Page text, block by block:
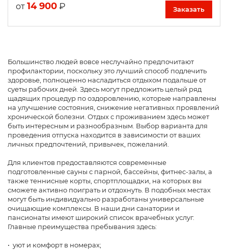
от 14 900 ₽ Заказать
Большинство людей вовсе неслучайно предпочитают
профилактории, поскольку это лучший способ подлечить
здоровье, полноценно насладиться отдыхом подальше от
суеты рабочих дней. Здесь могут предложить целый ряд
щадящих процедур по оздоровлению, которые направлены
на улучшение состояния, снижение негативных проявлений
хронической болезни. Отдых с проживанием здесь может
быть интересным и разнообразным. Выбор варианта для
проведения отпуска находится в зависимости от ваших
личных предпочтений, привычек, пожеланий.
Для клиентов предоставляются современные
подготовленные сауны с парной, бассейны, фитнес-залы, а
также теннисные корты, спортплощадки, на которых вы
сможете активно поиграть и отдохнуть. В подобных местах
могут быть индивидуально разработаны универсальные
очищающие комплексы. В наши дни санатории и
пансионаты имеют широкий список врачебных услуг.
Главные преимущества пребывания здесь:
• уют и комфорт в номерах;